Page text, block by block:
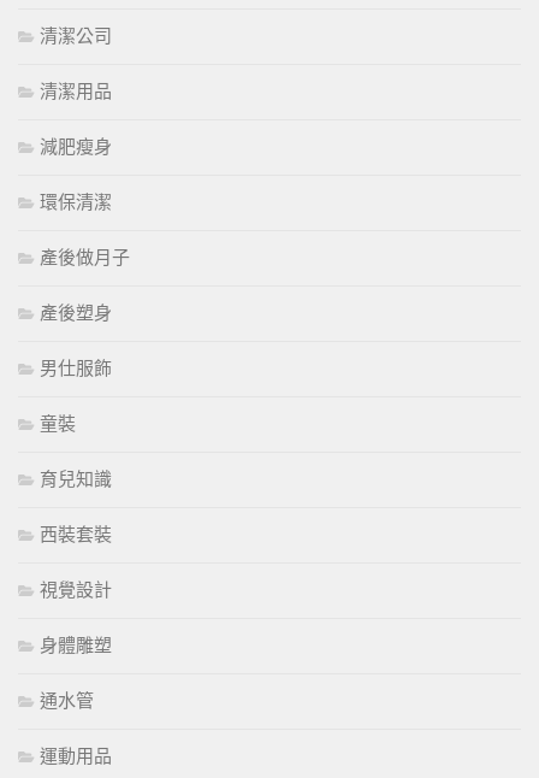
清潔公司
清潔用品
減肥瘦身
環保清潔
產後做月子
產後塑身
男仕服飾
童裝
育兒知識
西裝套裝
視覺設計
身體雕塑
通水管
運動用品